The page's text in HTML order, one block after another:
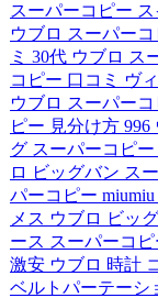
スーパーコピー ス
ウブロ スーパーコ
ミ 30代 ウブロ ス
コピー 口コミ ヴ
ウブロ スーパー
ピー 見分け方 996
グ スーパーコピー
ロ ビッグバン ス
パーコピー miumiu
メス ウブロ ビッ
ース スーパーコピ
激安 ウブロ 時計
ベルトパーテーシ